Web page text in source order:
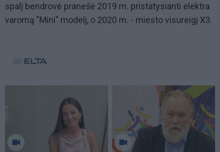
spalį bendrovė pranešė 2019 m. pristatysianti elektra
varomą "Mini" modelį, o 2020 m. - miesto visureigį X3.